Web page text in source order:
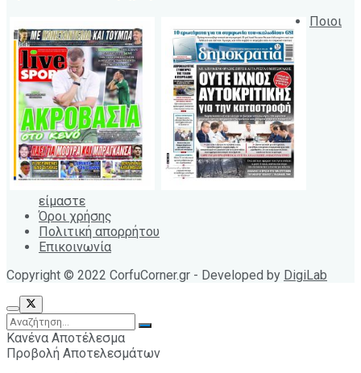
Ποιοι
είμαστε
Όροι χρήσης
Πολιτική απορρήτου
Επικοινωνία
Copyright © 2022 CorfuCorner.gr - Developed by DigiLab
Κανένα Αποτέλεσμα
Προβολή Αποτελεσμάτων